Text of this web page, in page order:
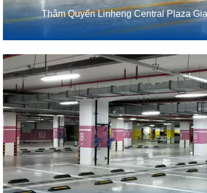
Thâm Quyến Linheng Central Plaza